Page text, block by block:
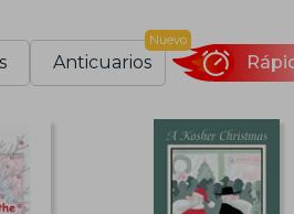
Anticuarios
Nuevo